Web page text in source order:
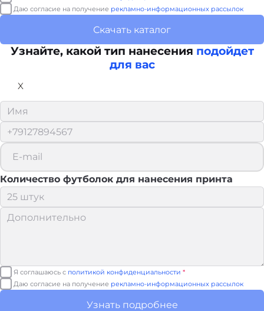
Даю согласие на получение рекламно-информационных рассылок
Скачать каталог
Узнайте, какой тип нанесения подойдет
для вас
X
Количество футболок для нанесения принта
Я соглашаюсь с политикой конфиденциальности *
Даю согласие на получение рекламно-информационных рассылок
Узнать подробнее